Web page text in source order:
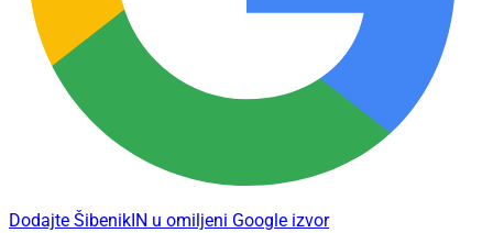
Dodajte ŠibenikIN u omiljeni Google izvor